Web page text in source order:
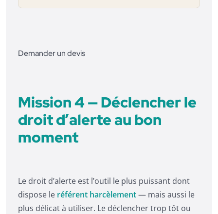
Demander un devis
Mission 4 — Déclencher le
droit d’alerte au bon
moment
Le droit d’alerte est l’outil le plus puissant dont
dispose le référent harcèlement— mais aussi le
plus délicat à utiliser. Le déclencher trop tôt ou